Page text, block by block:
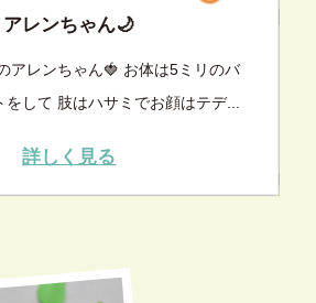
アレンちゃん🌙
アレンちゃん🍓 お体は5ミリのバ
をして 肢はハサミでお顔はテデ...
詳しく見る